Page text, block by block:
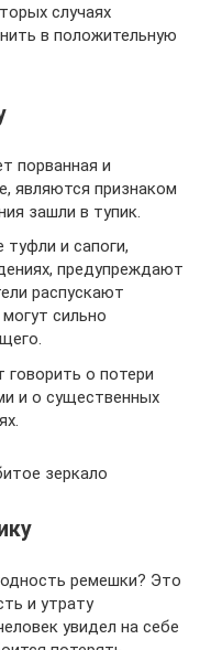
случаях
в положительную
порванная и
являются признаком
зашли в тупик.
и сапоги,
предупреждают
распускают
сильно
говорить о потери
и о существенных
зеркало
ремешки? Это
и утрату
увидел на себе